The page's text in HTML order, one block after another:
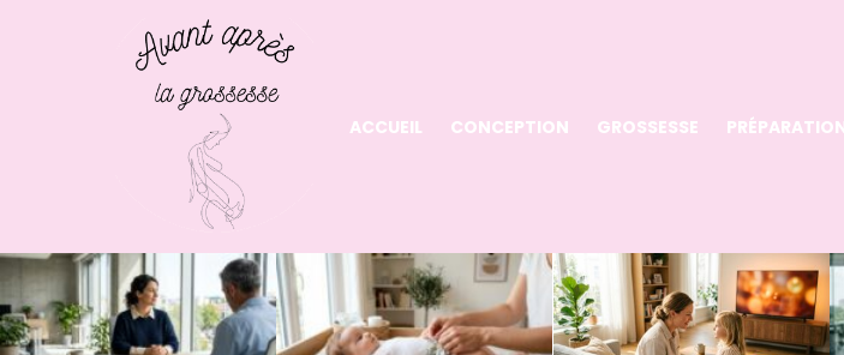
ACCUEIL CONCEPTION GROSSESSE
LATEST
STORIES